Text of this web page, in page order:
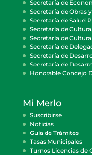
Secretaría de
Secretaría de Obras
Secretaría de Salud
Secretaría de
Secretaría de Cultura
Secretaría de
Secretaría de
Secretaría de
Honorable Concejo
Mi Merlo
Suscribirse
Noticias
Guía de Trámites
Tasas Municipales
Turnos Licencias de